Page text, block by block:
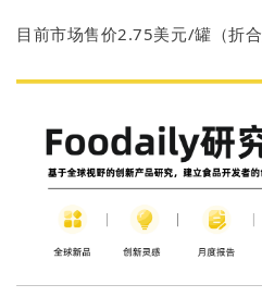
目前市场售价2.75美元/罐（折合